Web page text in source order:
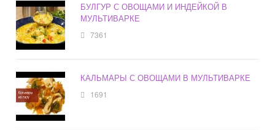
БУЛГУР С ОВОЩАМИ И ИНДЕЙКОЙ В
МУЛЬТИВАРКЕ
7361
КАЛЬМАРЫ С ОВОЩАМИ В МУЛЬТИВАРКЕ
1691